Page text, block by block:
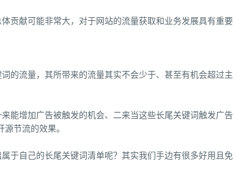
贡献可能非常大，对于网站的流量获取和业务发展具有重要
的流量，其所带来的流量其实不会少于、甚至有机会超过主
能增加广告被触发的机会、二来当这些长尾关键词触发广告
节流的效果。
于自己的长尾关键词清单呢？其实我们手边有很多好用且免